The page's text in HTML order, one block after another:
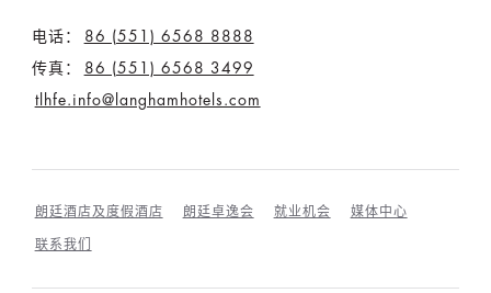
电话： 86 (551) 6568 8888
传真： 86 (551) 6568 3499
tlhfe.info@langhamhotels.com
朗廷酒店及度假酒店 朗廷卓逸会 就业机会 媒体中心
联系我们